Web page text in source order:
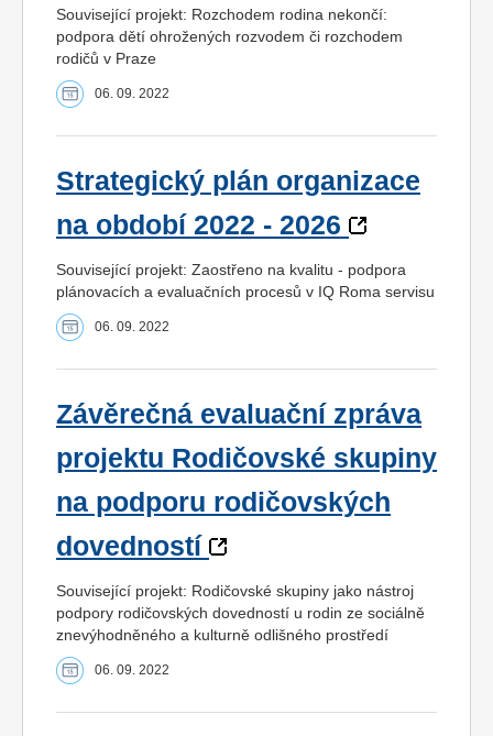
Související projekt: Rozchodem rodina nekončí:
podpora dětí ohrožených rozvodem či rozchodem
rodičů v Praze
06. 09. 2022
Strategický plán organizace
na období 2022 - 2026
Související projekt: Zaostřeno na kvalitu - podpora
plánovacích a evaluačních procesů v IQ Roma servisu
06. 09. 2022
Závěrečná evaluační zpráva
projektu Rodičovské skupiny
na podporu rodičovských
dovedností
Související projekt: Rodičovské skupiny jako nástroj
podpory rodičovských dovedností u rodin ze sociálně
znevýhodněného a kulturně odlišného prostředí
06. 09. 2022